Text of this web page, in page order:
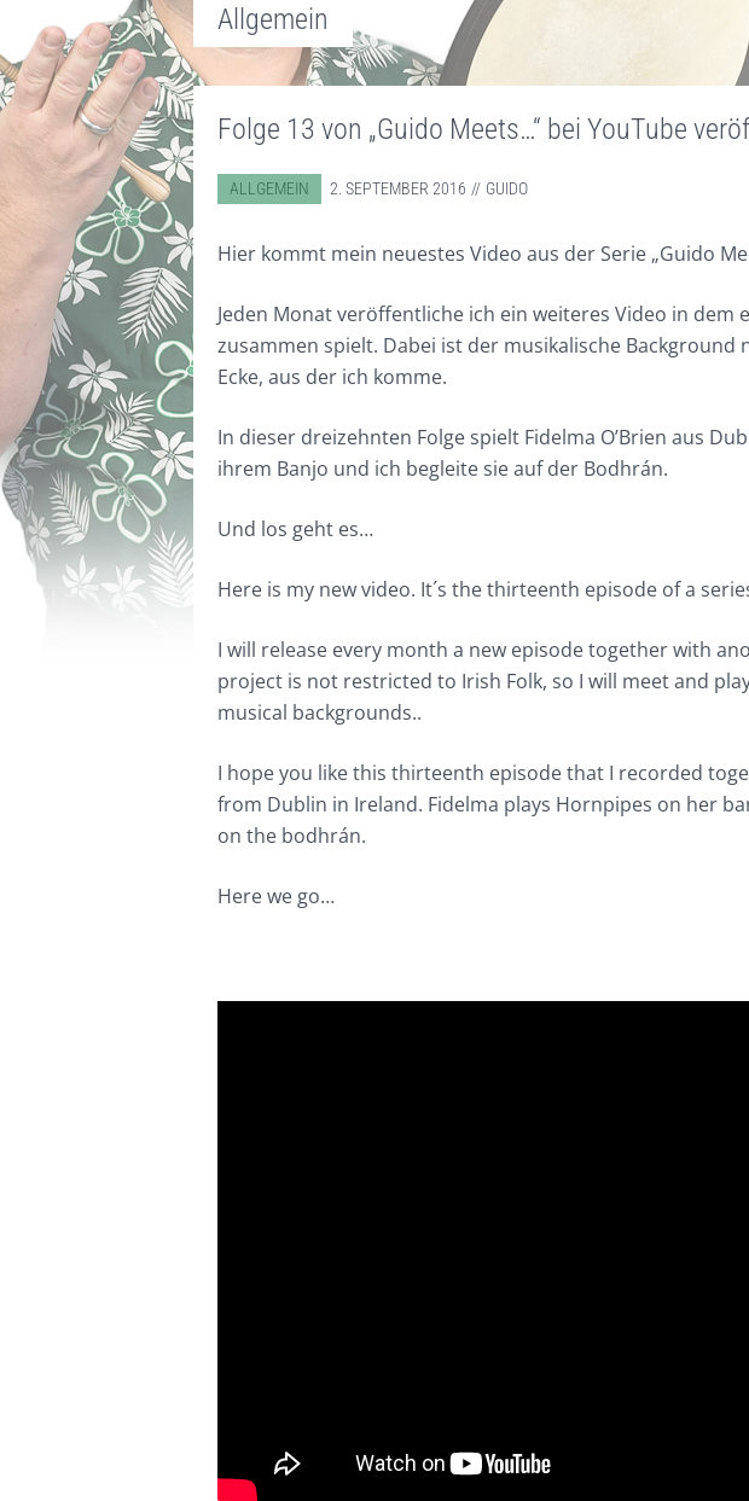
Allgemein
Folge 13 von „Guido Meets…“ bei YouTube
ABGELEGT IN:
ALLGEMEIN 2. SEPTEMBER 2016 GUIDO
Hier kommt mein neuestes Video aus der Serie „Guido
Jeden Monat veröffentliche ich ein weiteres Video in dem
zusammen spielt. Dabei ist der musikalische Background
Ecke, aus der ich komme.
In dieser dreizehnten Folge spielt Fidelma O’Brien aus
ihrem Banjo und ich begleite sie auf der Bodhrán.
Und los geht es…
Here is my new video. It´s the thirteenth episode of a
I will release every month a new episode together with
project is not restricted to Irish Folk, so I will meet and
musical backgrounds..
I hope you like this thirteenth episode that I recorded
from Dublin in Ireland. Fidelma plays Hornpipes on her
on the bodhrán.
Here we go…